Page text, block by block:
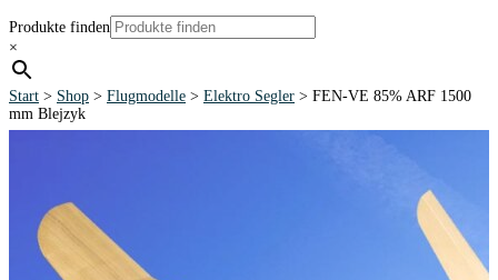
Produkte finden
×
Start > Shop > Flugmodelle > Elektro Segler > FEN-VE 85% ARF 1500
mm Blejzyk